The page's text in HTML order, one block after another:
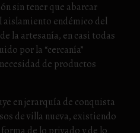
sin tener que abarcar
aislamiento endémico del
la artesanía, en casi todas
por la “cercanía”
de productos
en jerarquía de conquista
de villa nueva, existiendo